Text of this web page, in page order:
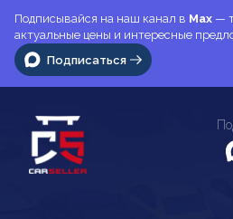
Подписывайся на наш канал в Max —
актуальные цены и интересные
Подписаться